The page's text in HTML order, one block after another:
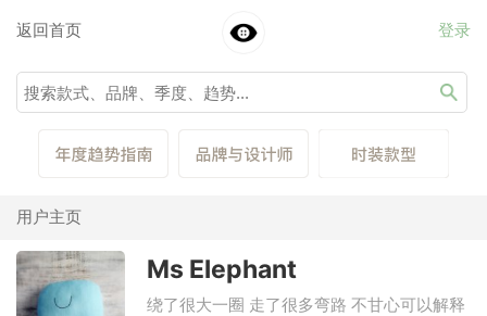
返回首页 登录
用户主页
Ms Elephant
绕了很大一圈 走了很多弯路 不甘心可以解释